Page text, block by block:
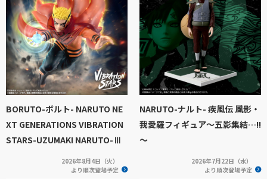
BORUTO-ボルト- NARUTO NE
XT GENERATIONS VIBRATION
STARS-UZUMAKI NARUTO-Ⅲ
2026年8月4日（火）
より順次登場予定
NARUTO-ナルト- 疾風伝 風影・
我愛羅フィギュア～五影集結…!!
～
2026年7月22日（水）
より順次登場予定